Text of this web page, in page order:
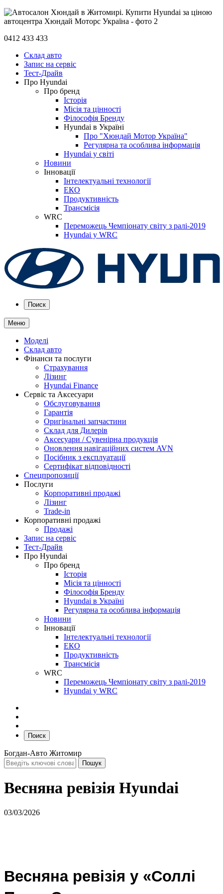
0412 433 433
Склад авто
Запис на сервіс
Тест-Драйв
Про Hyundai
Про бренд
Історія
Місія та цінності
Філософія Бренду
Hyundai в Україні
Про "Хюндай Мотор Україна"
Регулярна та особлива інформація
Hyundai у світі
Новини
Інновації
Інтелектуальні технології
ЕКО
Продуктивність
Трансмісія
WRC
Переможець Чемпіонату світу з ралі-2019
Hyundai у WRC
Поиск
Меню
Моделі
Склад авто
Фінанси та послуги
Страхування
Лізинг
Hyundai Finance
Сервіс та Аксесуари
Обслуговування
Гарантія
Оригінальні запчастини
Склад для Дилерів
Аксесуари / Сувенірна продукція
Оновлення навігаційних систем AVN
Посібник з експлуатації
Сертифікат відповідності
Спецпропозиції
Послуги
Корпоративні продажі
Лізинг
Trade-in
Корпоративні продажі
Продажі
Запис на сервіс
Тест-Драйв
Про Hyundai
Про бренд
Історія
Місія та цінності
Філософія Бренду
Hyundai в Україні
Регулярна та особлива інформація
Новини
Інновації
Інтелектуальні технології
ЕКО
Продуктивність
Трансмісія
WRC
Переможець Чемпіонату світу з ралі-2019
Hyundai у WRC
Поиск
Богдан-Авто Житомир
Весняна ревізія Hyundai
03/03/2026
Весняна ревізія у «Соллі